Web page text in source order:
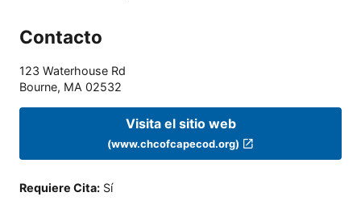
Contacto
123 Waterhouse Rd
Bourne, MA 02532
Visita el sitio web
(www.chcofcapecod.org)
Requiere Cita: Sí